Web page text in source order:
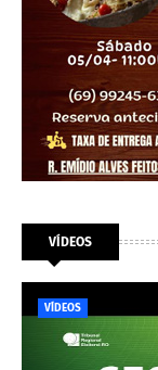
VÍDEOS
VÍDEOS